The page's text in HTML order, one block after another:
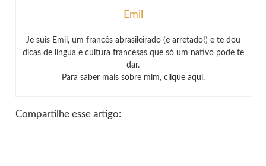
Emil
Je suis Emil, um francês abrasileirado (e arretado!) e te dou
dicas de língua e cultura francesas que só um nativo pode te
dar.
Para saber mais sobre mim, clique aqui.
Compartilhe esse artigo: